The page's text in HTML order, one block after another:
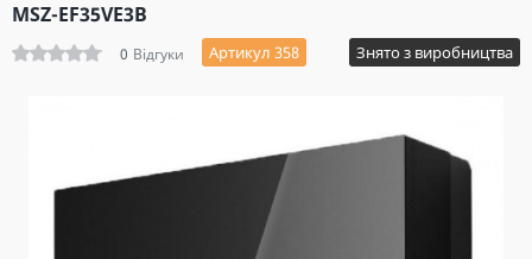
MSZ-EF35VE3B
0 Відгуки Артикул 358 Знято з виробництва